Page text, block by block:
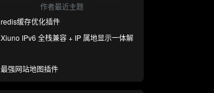
作者最近主题
redis缓存优化插件
Xiuno IPv6 全栈兼容 + IP 属地显示一体解
最强网站地图插件